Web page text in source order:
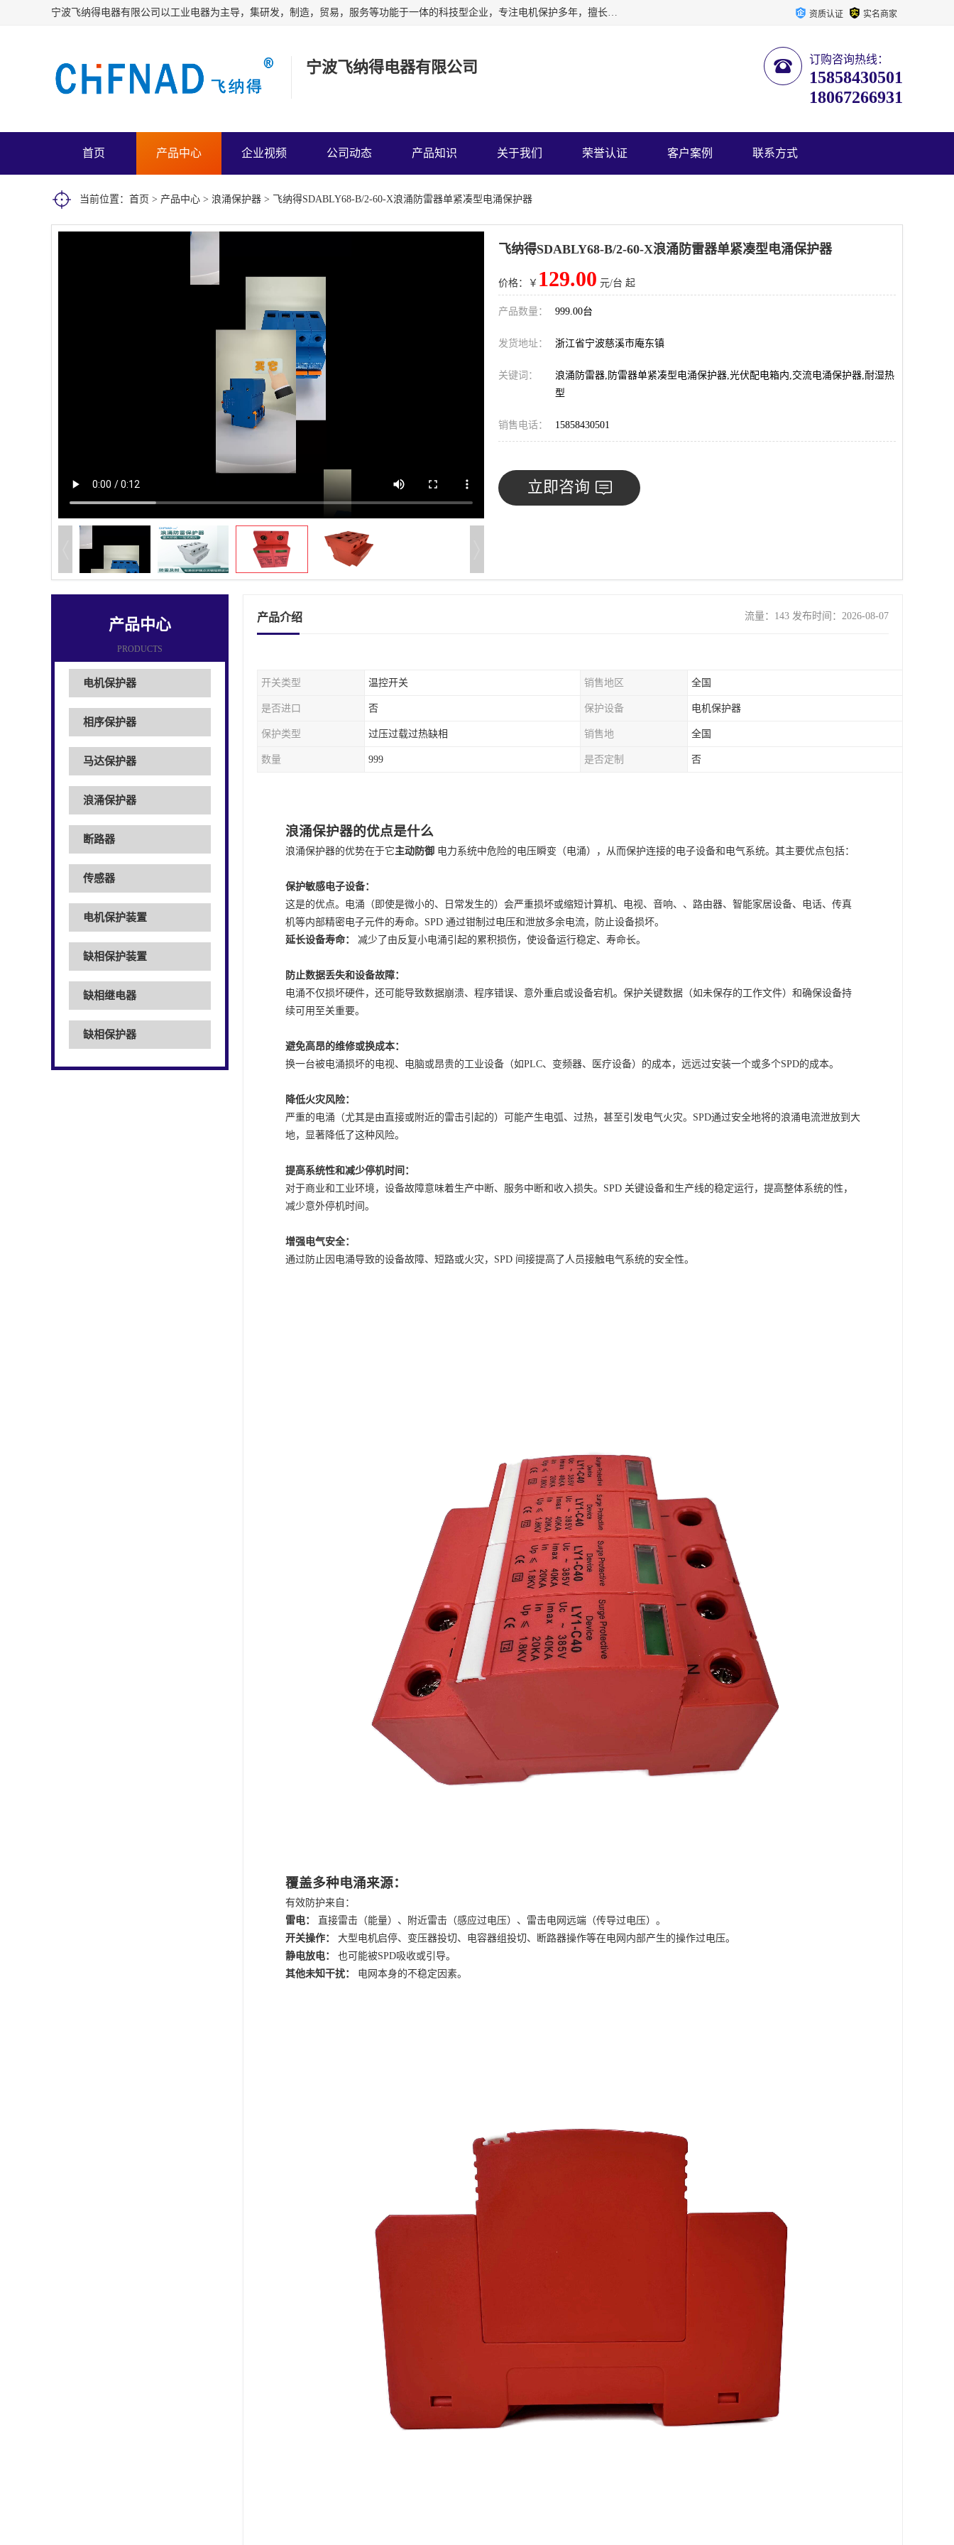
宁波飞纳得电器有限公司以工业电器为主导，集研发，制造，贸易，服务等功能于一体的科技型企业，专注电机保护多年，擅长单片机技术在工业控制、电力电子、汽车电子等领域的应用。主要产品有电机保护器，缺相保护器，相序保护器，电压电流表，浪涌保护器，温控器等我们的使命是通过系统的解决方案为客户创造高的价值，我们也热诚欢迎国内外客户来公司考察交流。 资质认证 实名商家
宁波飞纳得电器有限公司 订购咨询热线：
15858430501
18067266931
首页 产品中心 企业视频 公司动态 产品知识 关于我们 荣誉认证 客户案例 联系方式
当前位置： 首页 > 产品中心 > 浪涌保护器 > 飞纳得SDABLY68-B/2-60-X浪涌防雷器单紧凑型电涌保护器
飞纳得SDABLY68-B/2-60-X浪涌防雷器单紧凑型电涌保护器
价格：￥ 129.00 元/台 起
产品数量： 999.00台
发货地址： 浙江省宁波慈溪市庵东镇
关键词：
浪涌防雷器,防雷器单紧凑型电涌保护器,光伏配电箱内,交流电涌保护器,耐湿热
型
销售电话： 15858430501
立即咨询
产品中心
PRODUCTS
电机保护器
相序保护器
马达保护器
浪涌保护器
断路器
传感器
电机保护装置
缺相保护装置
缺相继电器
缺相保护器
产品介绍 流量：143 发布时间：2026-08-07
开关类型 温控开关 销售地区 全国
是否进口 否 保护设备 电机保护器
保护类型 过压过载过热缺相 销售地 全国
数量 999 是否定制 否
浪涌保护器的优点是什么
浪涌保护器的优势在于它主动防御 电力系统中危险的电压瞬变（电涌），从而保护连接的电子设备和电气系统。其主要优点包括：
保护敏感电子设备：
这是的优点。电涌（即使是微小的、日常发生的）会严重损坏或缩短计算机、电视、音响、、路由器、智能家居设备、电话、传真
机等内部精密电子元件的寿命。 SPD 通过钳制过电压和泄放多余电流，防止设备损坏。
延长设备寿命：
减少了由反复小电涌引起的累积损伤，使设备运行稳定、寿命长。
防止数据丢失和设备故障：
电涌不仅损坏硬件，还可能导致数据崩溃、程序错误、意外重启或设备宕机。保护关键数据（如未保存的工作文件）和确保设备持
续可用至关重要。
避免高昂的维修或换成本：
换一台被电涌损坏的电视、电脑或昂贵的工业设备（如PLC、变频器、医疗设备）的成本，远远过安装一个或多个SPD的成本。
降低火灾风险：
严重的电涌（尤其是由直接或附近的雷击引起的）可能产生电弧、过热，甚至引发电气火灾。 SPD通过安全地将的浪涌电流泄放到大
地，显著降低了这种风险。
提高系统性和减少停机时间：
对于商业和工业环境，设备故障意味着生产中断、服务中断和收入损失。 SPD 关键设备和生产线的稳定运行，提高整体系统的性，
减少意外停机时间。
增强电气安全：
通过防止因电涌导致的设备故障、短路或火灾， SPD 间接提高了人员接触电气系统的安全性。
覆盖多种电涌来源：
有效防护来自：
雷电：
直接雷击（能量）、附近雷击（感应过电压）、雷击电网远端（传导过电压）。
开关操作：
大型电机启停、变压器投切、电容器组投切、断路器操作等在电网内部产生的操作过电压。
静电放电：
也可能被SPD吸收或引导。
其他未知干扰：
电网本身的不稳定因素。